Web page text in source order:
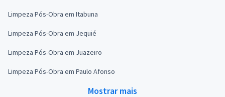
Limpeza Pós-Obra em Itabuna
Limpeza Pós-Obra em Jequié
Limpeza Pós-Obra em Juazeiro
Limpeza Pós-Obra em Paulo Afonso
Mostrar mais